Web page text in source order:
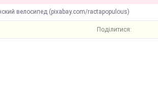
велосипед (pixabay.com/ractapopulous)
Поділитися: